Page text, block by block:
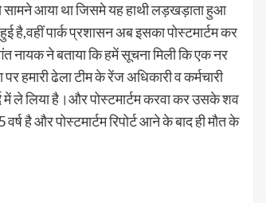
सामने आया था जिसमे यह हाथी लड़खड़ाता हुआ
है,वहीं पार्क प्रशासन अब इसका पोस्टमार्टम कर
नायक ने बताया कि हमें सूचना मिली कि एक नर
हमारी ढेला टीम के रेंज अधिकारी व कर्मचारी
में ले लिया है।और पोस्टमार्टम करवा कर उसके शव
है और पोस्टमार्टम रिपोर्ट आने के बाद ही मौत के